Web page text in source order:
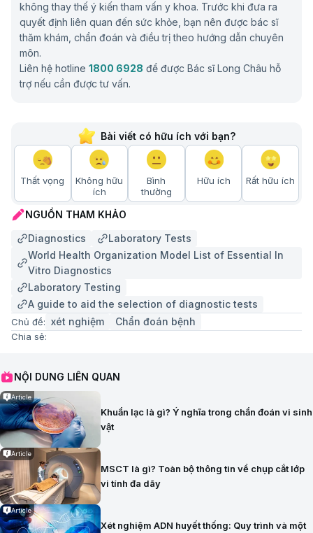
không thay thế ý kiến tham vấn y khoa. Trước khi đưa ra
quyết định liên quan đến sức khỏe, bạn nên được bác sĩ
thăm khám, chẩn đoán và điều trị theo hướng dẫn chuyên
môn.
Liên hệ hotline 1800 6928 để được Bác sĩ Long Châu hỗ
trợ nếu cần được tư vấn.
Bài viết có hữu ích với bạn?
Thất vọng
Không hữu
ích
Bình
thường
Hữu ích Rất hữu ích
NGUỒN THAM KHẢO
Diagnostics
Laboratory Tests
World Health Organization Model List of Essential In
Vitro Diagnostics
Laboratory Testing
A guide to aid the selection of diagnostic tests
Chủ đề: xét nghiệm Chẩn đoán bệnh
Chia sẻ:
NỘI DUNG LIÊN QUAN
Article
Khuẩn lạc là gì? Ý nghĩa trong chẩn đoán vi sinh
vật
Article
MSCT là gì? Toàn bộ thông tin về chụp cắt lớp
vi tính đa dãy
Article
Xét nghiệm ADN huyết thống: Quy trình và một